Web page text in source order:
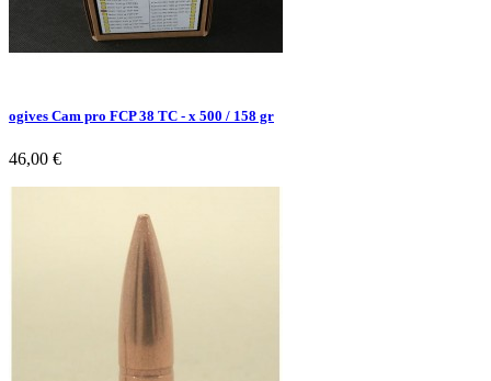
ogives Cam pro FCP 38 TC - x 500 / 158 gr
46,00 €